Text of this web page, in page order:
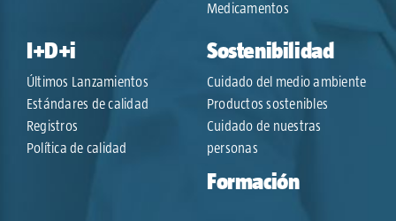
Medicamentos
I+D+i
Últimos Lanzamientos
Estándares de calidad
Registros
Política de calidad
Sostenibilidad
Cuidado del medio ambiente
Productos sostenibles
Cuidado de nuestras
personas
Formación